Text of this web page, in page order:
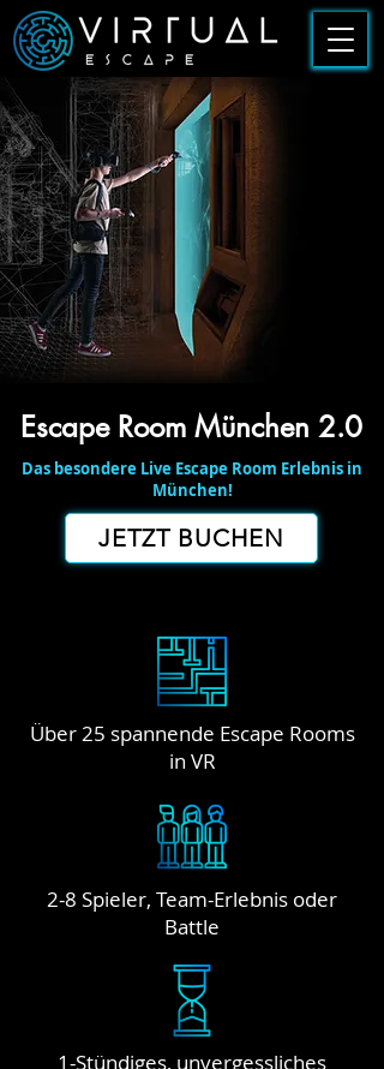
Escape Room München 2.0
Das besondere Live Escape Room Erlebnis in
München!
JETZT BUCHEN
Über 25 spannende Escape Rooms
in VR
2-8 Spieler, Team-Erlebnis oder
Battle
1-Stündiges, unvergessliches